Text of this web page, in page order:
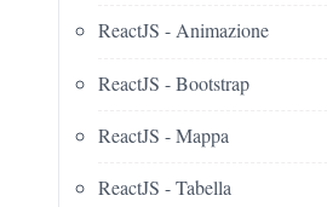
ReactJS - Animazione
ReactJS - Bootstrap
ReactJS - Mappa
ReactJS - Tabella